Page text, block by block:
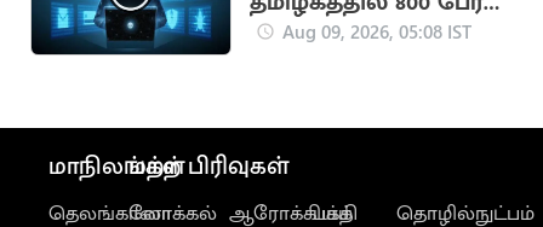
கைது
Aug 09, 2026, 05:08 IST
மாநிலங்கள்
தெலங்கானா
மற்ற பிரிவுகள்
லோக்கல் ஆரோக்கியம்
பக்தி
தொழில்நுட்பம்